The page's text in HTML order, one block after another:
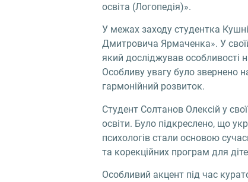
освіта (Логопедія)».
У межах заходу студентка
Дмитровича Ярмаченка». У своїй
який досліджував особливості
Особливу увагу було звернено
гармонійний розвиток.
Студент Солтанов Олексій у
освіти. Було підкреслено, що
психологів стали основою
та корекційних програм для
Особливий акцент під час